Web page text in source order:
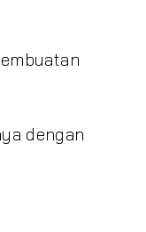
dengan